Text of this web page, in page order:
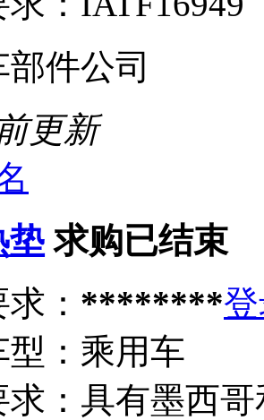
件公司
更新
垫 求购已结束
： ********
： 乘用车
： 具有墨西